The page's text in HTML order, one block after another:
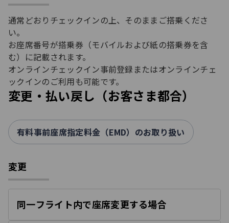
通常どおりチェックインの上、そのままご搭乗くださ
い。
お座席番号が搭乗券（モバイルおよび紙の搭乗券を含
む）に記載されます。
オンラインチェックイン事前登録またはオンラインチェ
ックインのご利用も可能です。
変更・払い戻し（お客さま都合）
有料事前座席指定料金（EMD）のお取り扱い
変更
同一フライト内で座席変更する場合